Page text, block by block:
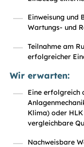
Einweisung und
Wartungs- und
Teilnahme am
erfolgreicher
Wir erwarten:
Eine erfolgreich
Klima) oder
vergleichbare
Nachweisbare